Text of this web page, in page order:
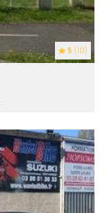
5 (10)